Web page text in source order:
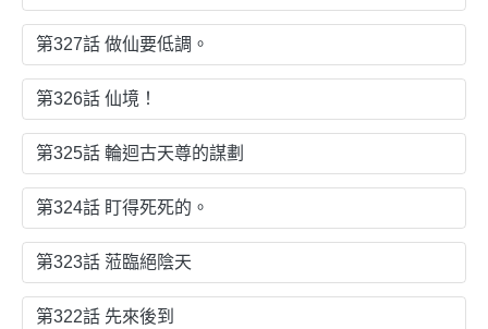
第327話 做仙要低調。
第326話 仙境！
第325話 輪迴古天尊的謀劃
第324話 盯得死死的。
第323話 蒞臨絕陰天
第322話 先來後到